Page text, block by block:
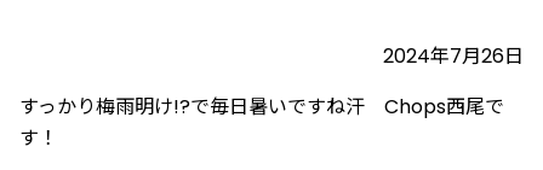
2024年7月26日
すっかり梅雨明け!?で毎日暑いですね汗 Chops西尾で
す！